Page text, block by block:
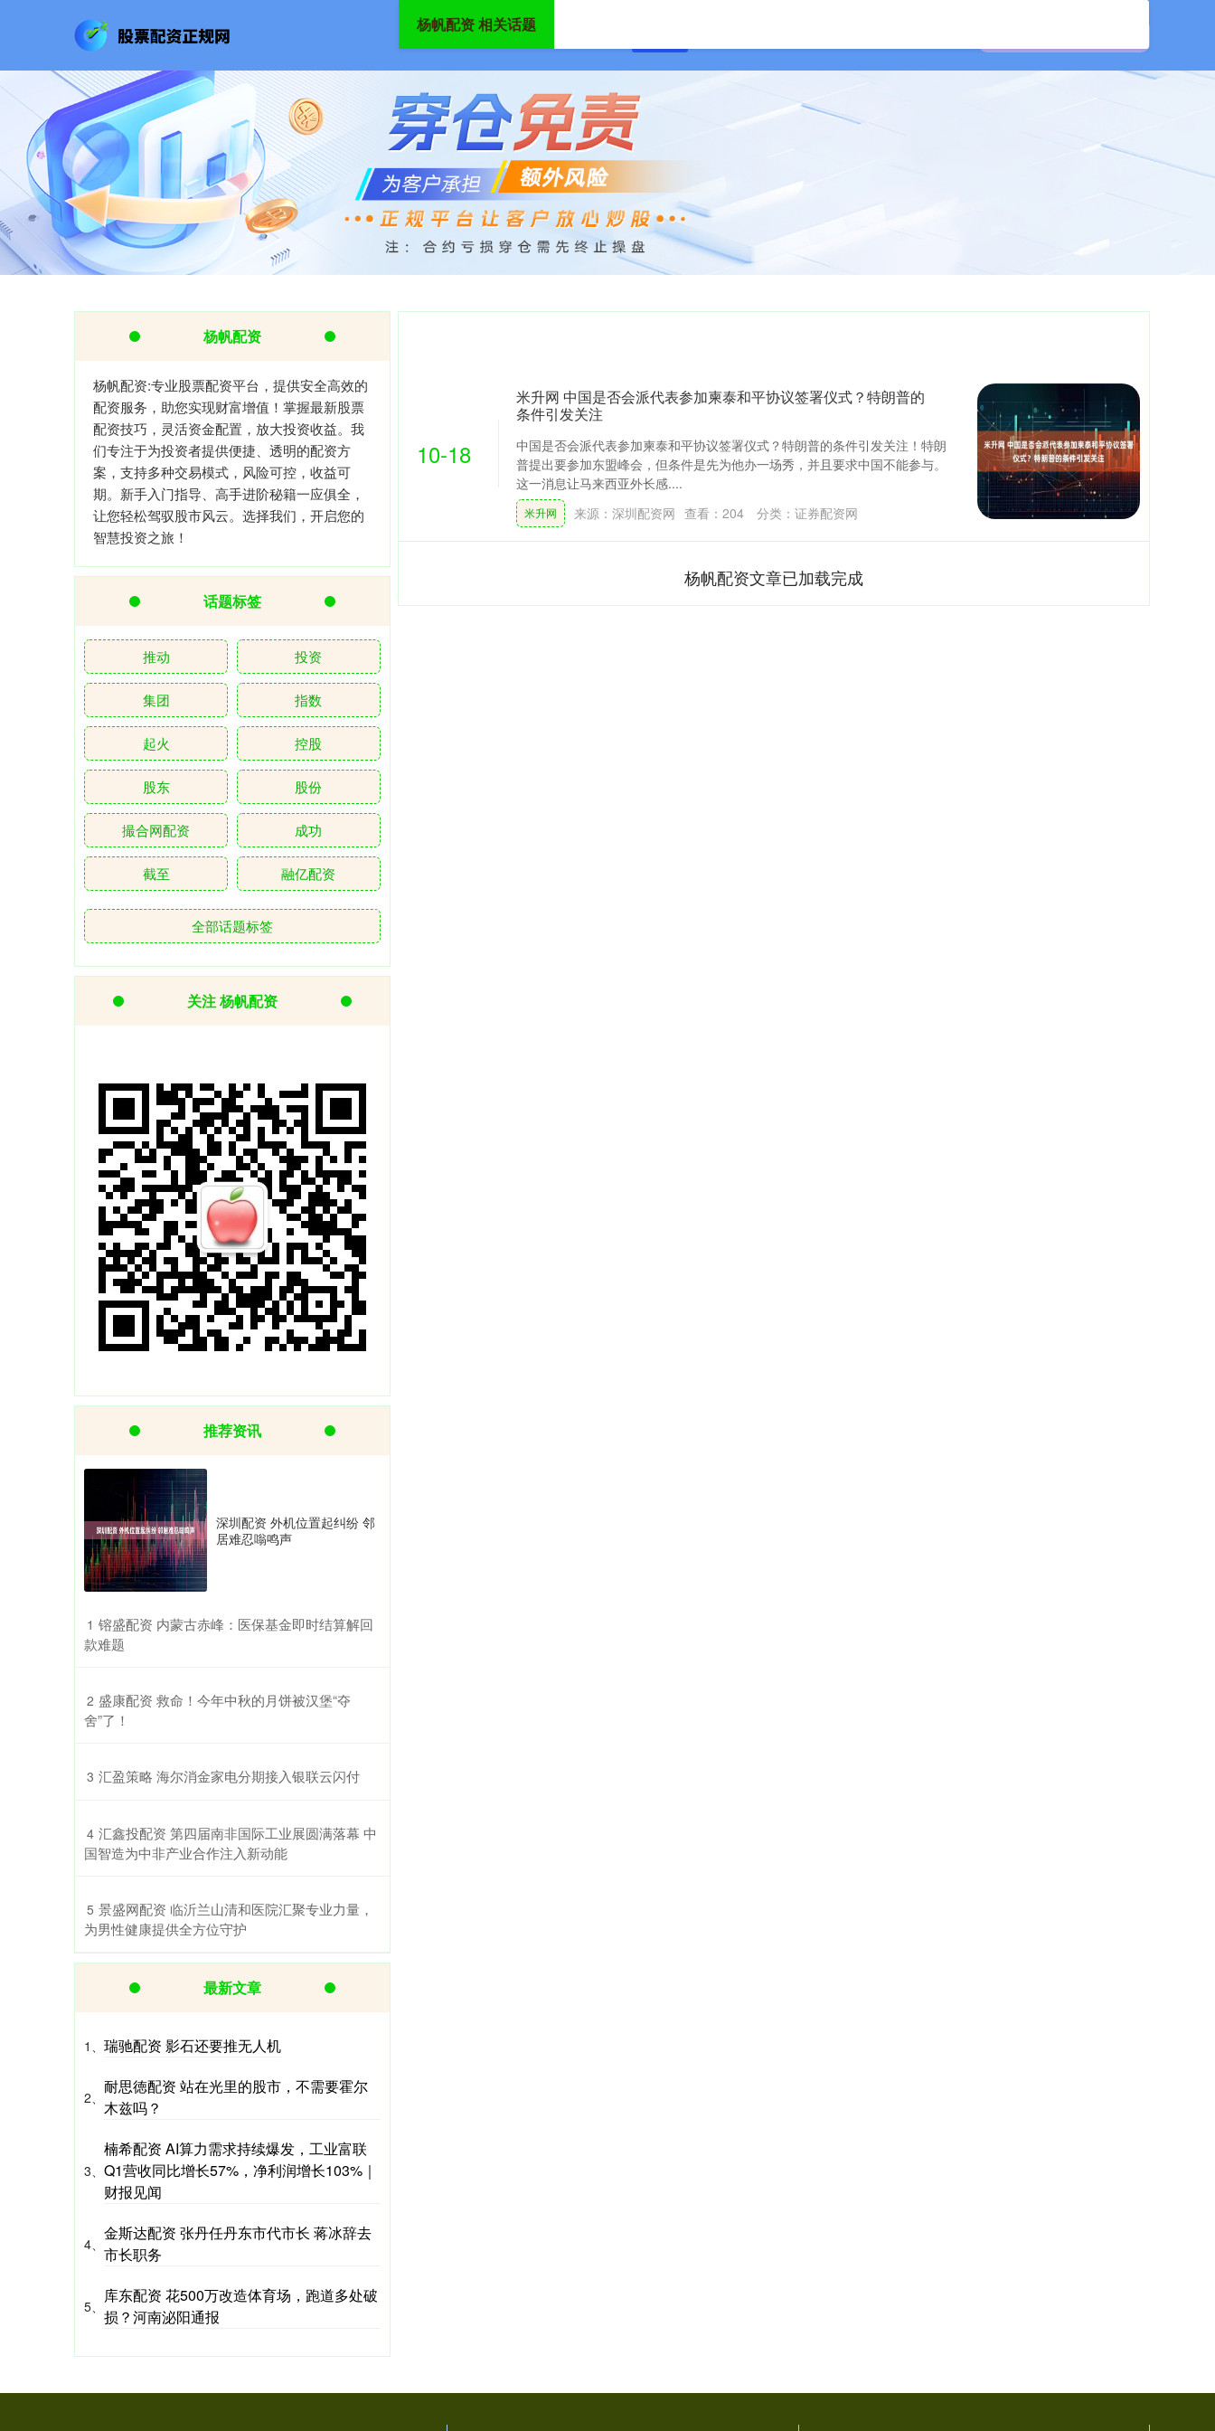
杨帆配资 相关话题
10-18
米升网 中国是否会派代表参加柬泰和平协议签署仪式？特朗普的
条件引发关注
中国是否会派代表参加柬泰和平协议签署仪式？特朗普的条件引发关注！特朗
普提出要参加东盟峰会，但条件是先为他办一场秀，并且要求中国不能参与。
这一消息让马来西亚外长感....
米升网 来源：深圳配资网 查看： 204 分类： 证券配资网
杨帆配资文章已加载完成
杨帆配资
杨帆配资:专业股票配资平台，提供安全高效的
配资服务，助您实现财富增值！掌握最新股票
配资技巧，灵活资金配置，放大投资收益。我
们专注于为投资者提供便捷、透明的配资方
案，支持多种交易模式，风险可控，收益可
期。新手入门指导、高手进阶秘籍一应俱全，
让您轻松驾驭股市风云。选择我们，开启您的
智慧投资之旅！
话题标签
推动 投资
集团 指数
起火 控股
股东 股份
撮合网配资 成功
截至 融亿配资
全部话题标签
关注 杨帆配资
推荐资讯
深圳配资 外机位置起纠纷 邻
居难忍嗡鸣声
1 ​镕盛配资 内蒙古赤峰：医保基金即时结算解回
款难题
2 ​盛康配资 救命！今年中秋的月饼被汉堡“夺
舍”了！
3 ​汇盈策略 海尔消金家电分期接入银联云闪付
4 ​汇鑫投配资 第四届南非国际工业展圆满落幕 中
国智造为中非产业合作注入新动能
5 ​景盛网配资 临沂兰山清和医院汇聚专业力量，
为男性健康提供全方位守护
最新文章
1、 瑞驰配资 影石还要推无人机
2、
耐思徳配资 站在光里的股市，不需要霍尔
木兹吗？
3、
楠希配资 AI算力需求持续爆发，工业富联
Q1营收同比增长57%，净利润增长103%｜
财报见闻
4、
金斯达配资 张丹任丹东市代市长 蒋冰辞去
市长职务
5、
库东配资 花500万改造体育场，跑道多处破
损？河南泌阳通报